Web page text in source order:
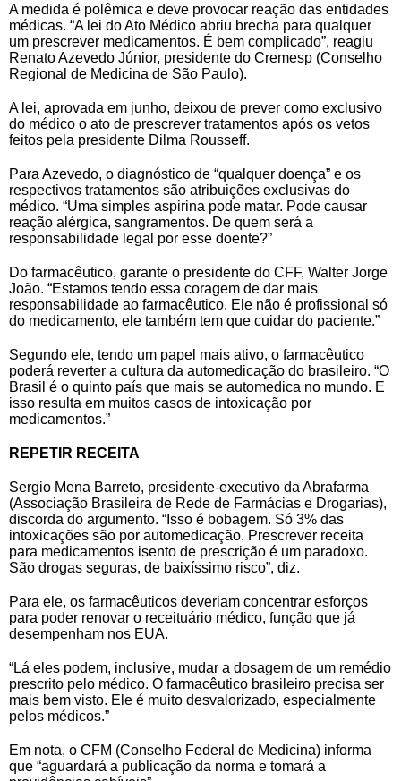
A medida é polêmica e deve provocar reação das entidades
médicas. “A lei do Ato Médico abriu brecha para qualquer
um prescrever medicamentos. É bem complicado”, reagiu
Renato Azevedo Júnior, presidente do Cremesp (Conselho
Regional de Medicina de São Paulo).
A lei, aprovada em junho, deixou de prever como exclusivo
do médico o ato de prescrever tratamentos após os vetos
feitos pela presidente Dilma Rousseff.
Para Azevedo, o diagnóstico de “qualquer doença” e os
respectivos tratamentos são atribuições exclusivas do
médico. “Uma simples aspirina pode matar. Pode causar
reação alérgica, sangramentos. De quem será a
responsabilidade legal por esse doente?”
Do farmacêutico, garante o presidente do CFF, Walter Jorge
João. “Estamos tendo essa coragem de dar mais
responsabilidade ao farmacêutico. Ele não é profissional só
do medicamento, ele também tem que cuidar do paciente.”
Segundo ele, tendo um papel mais ativo, o farmacêutico
poderá reverter a cultura da automedicação do brasileiro. “O
Brasil é o quinto país que mais se automedica no mundo. E
isso resulta em muitos casos de intoxicação por
medicamentos.”
REPETIR RECEITA
Sergio Mena Barreto, presidente-executivo da Abrafarma
(Associação Brasileira de Rede de Farmácias e Drogarias),
discorda do argumento. “Isso é bobagem. Só 3% das
intoxicações são por automedicação. Prescrever receita
para medicamentos isento de prescrição é um paradoxo.
São drogas seguras, de baixíssimo risco”, diz.
Para ele, os farmacêuticos deveriam concentrar esforços
para poder renovar o receituário médico, função que já
desempenham nos EUA.
“Lá eles podem, inclusive, mudar a dosagem de um remédio
prescrito pelo médico. O farmacêutico brasileiro precisa ser
mais bem visto. Ele é muito desvalorizado, especialmente
pelos médicos.”
Em nota, o CFM (Conselho Federal de Medicina) informa
que “aguardará a publicação da norma e tomará a